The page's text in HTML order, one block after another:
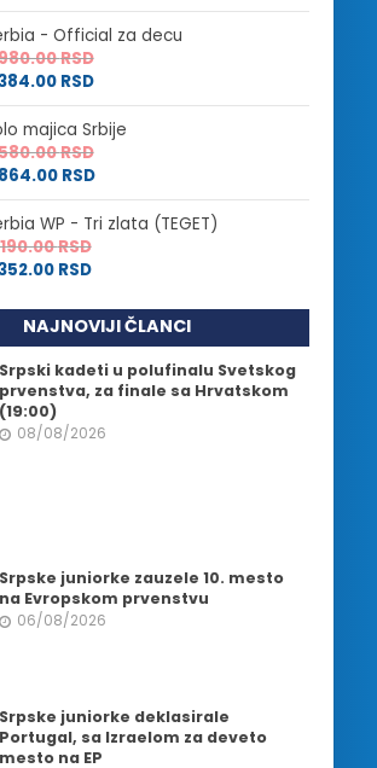
- Official za decu
RSD
RSD
majica Srbije
RSD
RSD
WP - Tri zlata (TEGET)
RSD
RSD
NAJNOVIJI ČLANCI
Srpski kadeti u polufinalu Svetskog
prvenstva, za finale sa Hrvatskom
(19:00)
08/08/2026
Srpske juniorke zauzele 10. mesto
na Evropskom prvenstvu
06/08/2026
Srpske juniorke deklasirale
Portugal, sa Izraelom za deveto
mesto na EP